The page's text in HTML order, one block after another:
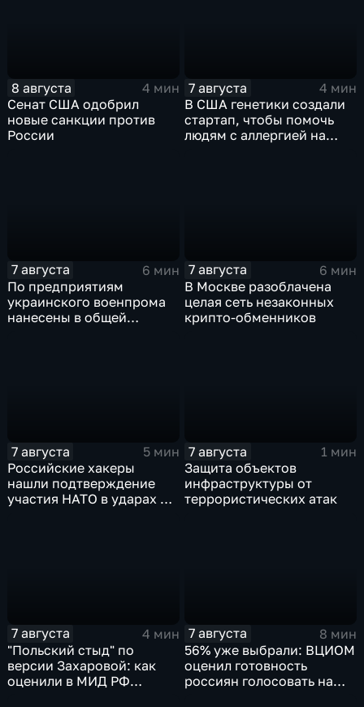
8 августа
4 мин
Сенат США одобрил
новые санкции против
России
7 августа
4 мин
В США генетики создали
стартап, чтобы помочь
людям с аллергией на
7 августа
6 мин
По предприятиям
украинского военпрома
нанесены в общей
7 августа
6 мин
В Москве разоблачена
целая сеть незаконных
крипто-обменников
7 августа
5 мин
Российские хакеры
нашли подтверждение
участия НАТО в ударах по
7 августа
1 мин
Защита объектов
инфраструктуры от
террористических атак
7 августа
4 мин
"Польский стыд" по
версии Захаровой: как
оценили в МИД РФ
7 августа
8 мин
56% уже выбрали: ВЦИОМ
оценил готовность
россиян голосовать на